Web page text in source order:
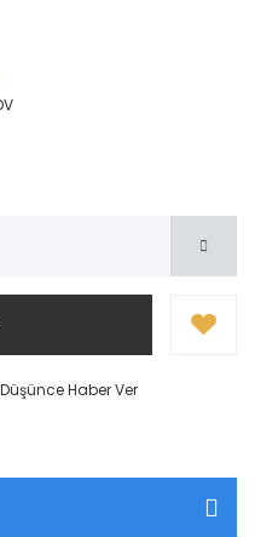
Haber Ver